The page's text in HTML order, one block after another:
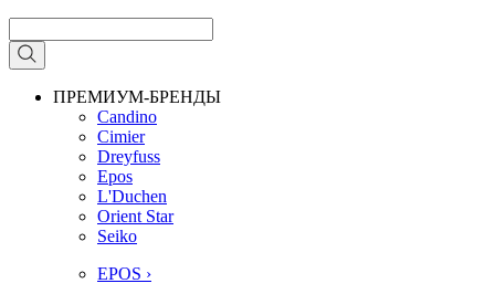
ПРЕМИУМ-БРЕНДЫ
Candino
Cimier
Dreyfuss
Epos
L'Duchen
Orient Star
Seiko
EPOS ›